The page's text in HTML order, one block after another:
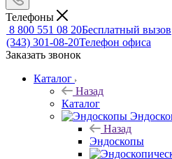
Телефоны
8 800 551 08 20Бесплатный вызов
(343) 301-08-20Телефон офиса
Заказать звонок
Каталог
Назад
Каталог
Назад
Эндоскопы